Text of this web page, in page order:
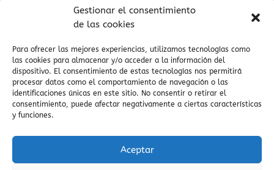
Gestionar el consentimiento
de las cookies
Para ofrecer las mejores experiencias, utilizamos tecnologías como
las cookies para almacenar y/o acceder a la información del
dispositivo. El consentimiento de estas tecnologías nos permitirá
procesar datos como el comportamiento de navegación o las
identificaciones únicas en este sitio. No consentir o retirar el
consentimiento, puede afectar negativamente a ciertas características
y funciones.
Aceptar
viajes culturales valle escondido
valle de Yaga
visitas guiadas
viajes auténticos Villa Vía Verde Ara
vistas espectaculares vida tradicional
pirenaica villa medieval Viaje Valle del Yaga viaje en
coche viajes tranquilos valle de pineta
viajes con encanto viajar al pirineo ZEPA zona zero Vió
zona zero btt